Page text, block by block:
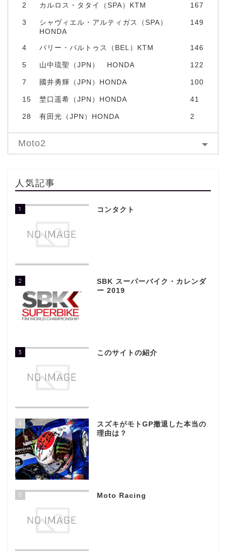
2 カルロス・タタイ（SPA）KTM 167
3
シャヴィエル・アルティガス（SPA）
HONDA
149
4 バリー・バルトゥス（BEL）KTM 146
5 山中琉聖（JPN） HONDA 122
7 國井勇輝（JPN）HONDA 100
15 埜口遥希（JPN）HONDA 41
28 有田光（JPN）HONDA 2
Moto2
人気記事
1 コンタクト
2
SBK スーパーバイク・カレンダ
ー 2019
3 このサイトの紹介
4
スズキがモトGP撤退した本当の
理由は？
5 Moto Racing